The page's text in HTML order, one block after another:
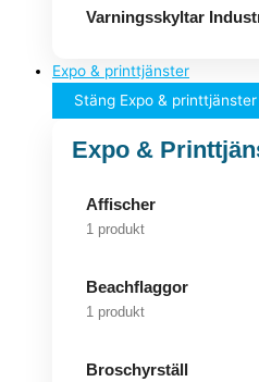
Varningsskyltar
Expo & printtjänster
Stäng Expo & printtjänster
Expo &
Affischer
1 produkt
Beachflaggor
1 produkt
Broschyrställ